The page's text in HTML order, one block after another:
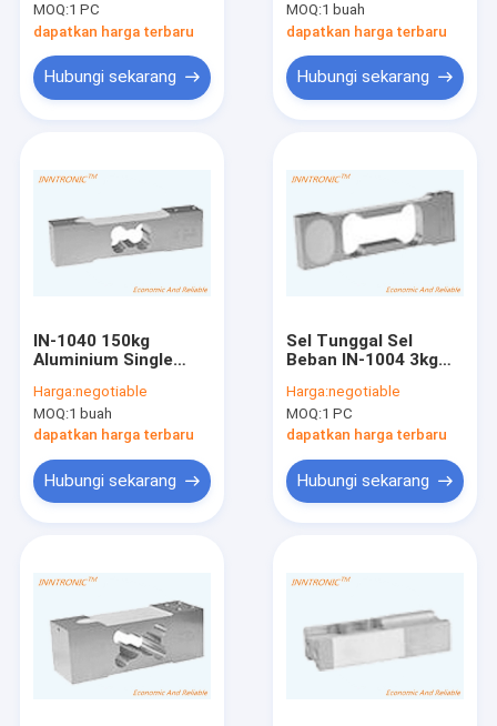
gaya berat titik
tunggal Untuk Skala
Platform 2mv/v
MOQ:1 PC
dapatkan harga terbaru
Hubungi sekarang
berat untuk bangku
platform Skala Food
checkweigher 2mV/V
MOQ:1 buah
dapatkan harga terbaru
Hubungi sekarang
IN-1040 150kg
Aluminium Single
sensor kekuatan
berat IP66 Untuk
Skala Platform
Harga:negotiable
MOQ:1 buah
dapatkan harga terbaru
Hubungi sekarang
Sel Tunggal Sel
Beban IN-1004 3kg
Aluminium untuk
timbangan perhiasan
2mv/v IP 66
Harga:negotiable
MOQ:1 PC
dapatkan harga terbaru
Hubungi sekarang